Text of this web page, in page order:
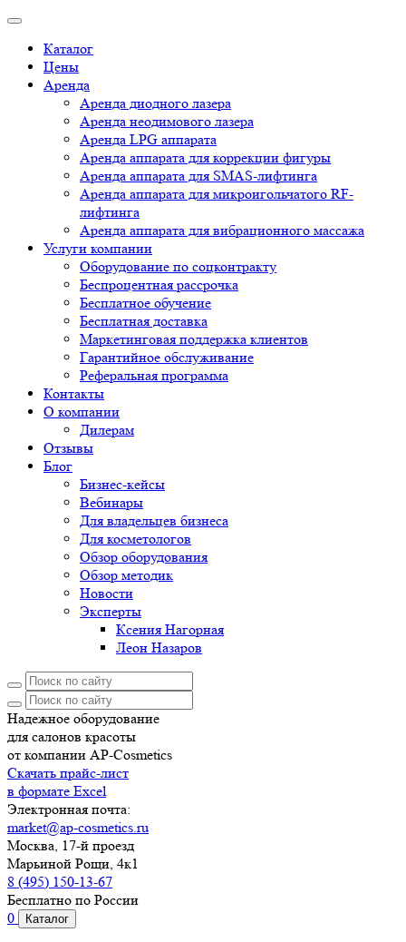
Каталог
Цены
Аренда
Аренда диодного лазера
Аренда неодимового лазера
Аренда LPG аппарата
Аренда аппарата для коррекции фигуры
Аренда аппарата для SMAS-лифтинга
Аренда аппарата для микроигольчатого RF-
лифтинга
Аренда аппарата для вибрационного массажа
Услуги компании
Оборудование по соцконтракту
Беспроцентная рассрочка
Бесплатное обучение
Бесплатная доставка
Маркетинговая поддержка клиентов
Гарантийное обслуживание
Реферальная программа
Контакты
О компании
Дилерам
Отзывы
Блог
Бизнес-кейсы
Вебинары
Для владельцев бизнеса
Для косметологов
Обзор оборудования
Обзор методик
Новости
Эксперты
Ксения Нагорная
Леон Назаров
Надежное оборудование
для салонов красоты
от компании AP-Cosmetics
Скачать прайс-лист
в формате Excel
Электронная почта:
market@ap-cosmetics.ru
Москва, 17-й проезд
Марьиной Рощи, 4к1
8 (495) 150-13-67
Бесплатно по России
0
Каталог